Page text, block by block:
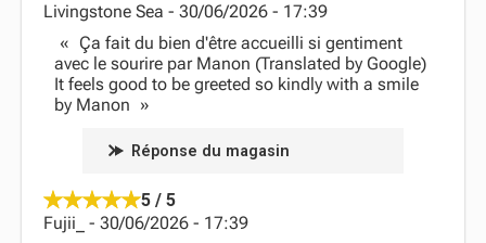
Livingstone Sea - 30/06/2026 - 17:39
Ça fait du bien d'être accueilli si gentiment
avec le sourire par Manon (Translated by Google)
It feels good to be greeted so kindly with a smile
by Manon
Réponse du magasin
5 / 5
Fujii_
- 30/06/2026 - 17:39